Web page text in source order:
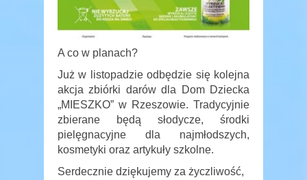
A co w planach?
Już w listopadzie odbędzie się kolejna
akcja zbiórki darów dla Dom Dziecka
„MIESZKO” w Rzeszowie. Tradycyjnie
zbierane będą słodycze, środki
pielęgnacyjne dla najmłodszych,
kosmetyki oraz artykuły szkolne.
Serdecznie dziękujemy za życzliwość,